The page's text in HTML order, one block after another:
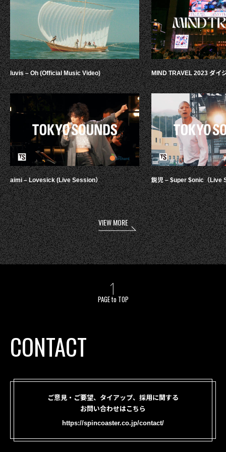
luvis – Oh (Official Music Video)
aimi – Lovesick (Live Session）
MIND TRAVEL 2023 ダイ
鋭児 – $uper $onic（Live
VIEW MORE
PAGE to TOP
CONTACT
ご意見・ご要望、タイアップ、採用に関する
お問い合わせはこちら
https://spincoaster.co.jp/contact/